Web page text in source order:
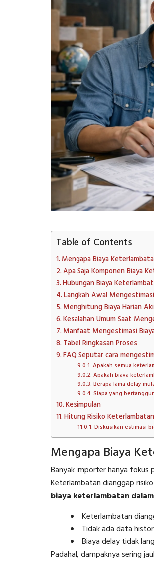
Table of Contents
Mengapa Biaya
Apa Saja Komponen Biaya
Hubungan Biaya
Langkah Awal
Menghitung Biaya Harian
Kesalahan Umum Saat
Manfaat Mengestimasi
Tabel Ringkasan Proses
FAQ Seputar cara
Apakah semua
Apakah biaya
Berapa lama delay
Siapa yang
Kesimpulan
Hitung Risiko
Diskusikan estimasi
Mengapa Biaya
Banyak importer hanya fokus
Keterlambatan dianggap
biaya keterlambatan
Keterlambatan
Tidak ada data
Biaya delay tidak
Padahal, dampaknya sering